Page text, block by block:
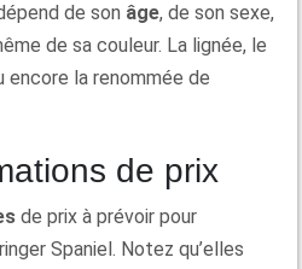
de son âge, de son sexe,
de sa couleur. La lignée, le
encore la renommée de
de prix
de prix à prévoir pour
Spaniel. Notez qu’elles